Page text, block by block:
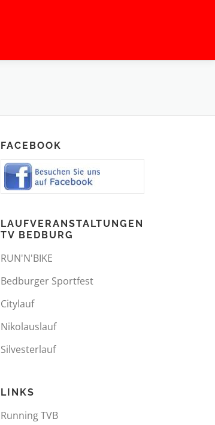
FACEBOOK
LAUFVERANSTALTUNGEN
TV BEDBURG
RUN'N'BIKE
Bedburger Sportfest
Citylauf
Nikolauslauf
Silvesterlauf
LINKS
Running TVB